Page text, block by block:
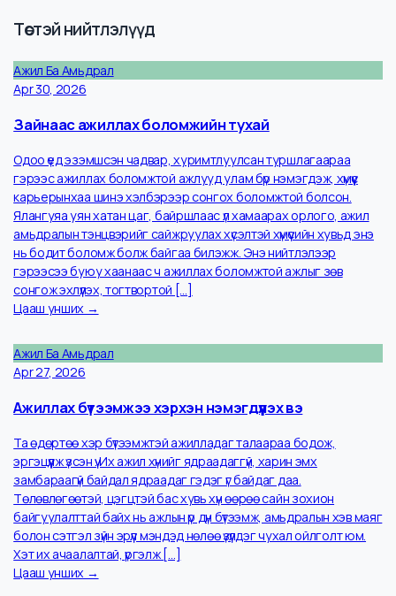
Одоо ашиглах
Хуваалцах
Төстэй нийтлэлүүд
Apr 30, 2026
гэрээс ажиллах боломжтой ажлууд улам бүр нэмэгдэж, хүмүүс
карьерынхаа шинэ хэлбэрээр сонгох боломжтой болсон.
Ялангуяа уян хатан цаг, байршлаас үл хамаарах орлого, ажил
амьдралын тэнцвэрийг сайжруулах хүсэлтэй хүмүүсийн хувьд энэ
нь бодит боломж болж байгаа билэжж. Энэ нийтлэлээр
гэрээсээ буюу хаанаас ч ажиллах боломжтой ажлыг зөв
сонгож эхлүүлэх, тогтвортой […]
Цааш унших →